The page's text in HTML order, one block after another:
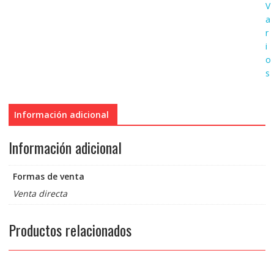
V
a
r
i
o
s
Información adicional
Información adicional
Formas de venta
Venta directa
Productos relacionados